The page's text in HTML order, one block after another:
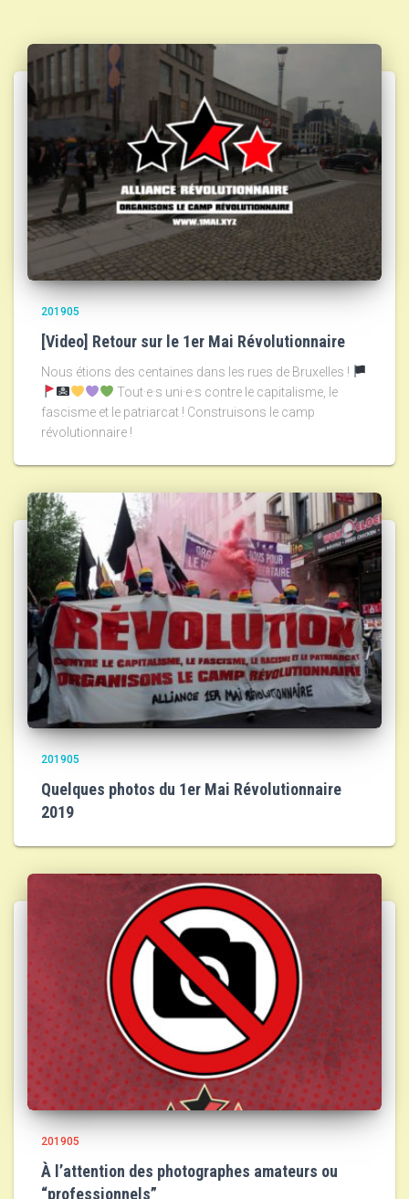
201905
[Video] Retour sur le 1er Mai Révolutionnaire
Nous étions des centaines dans les rues de Bruxelles !
Tout·e·s uni·e·s contre le capitalisme, le
fascisme et le patriarcat ! Construisons le camp
révolutionnaire !
201905
Quelques photos du 1er Mai Révolutionnaire
2019
201905
À l’attention des photographes amateurs ou
“professionnels”